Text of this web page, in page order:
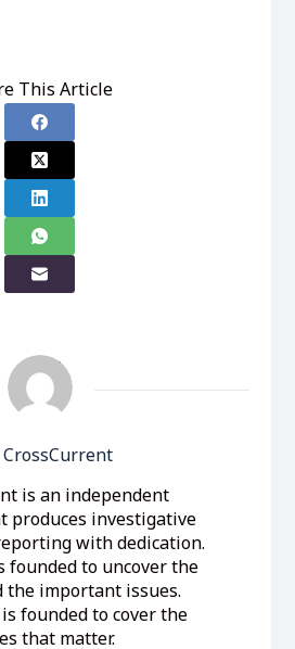
This Article
is an independent
produces investigative
with dedication.
founded to uncover the
important issues.
founded to cover the
that matter.